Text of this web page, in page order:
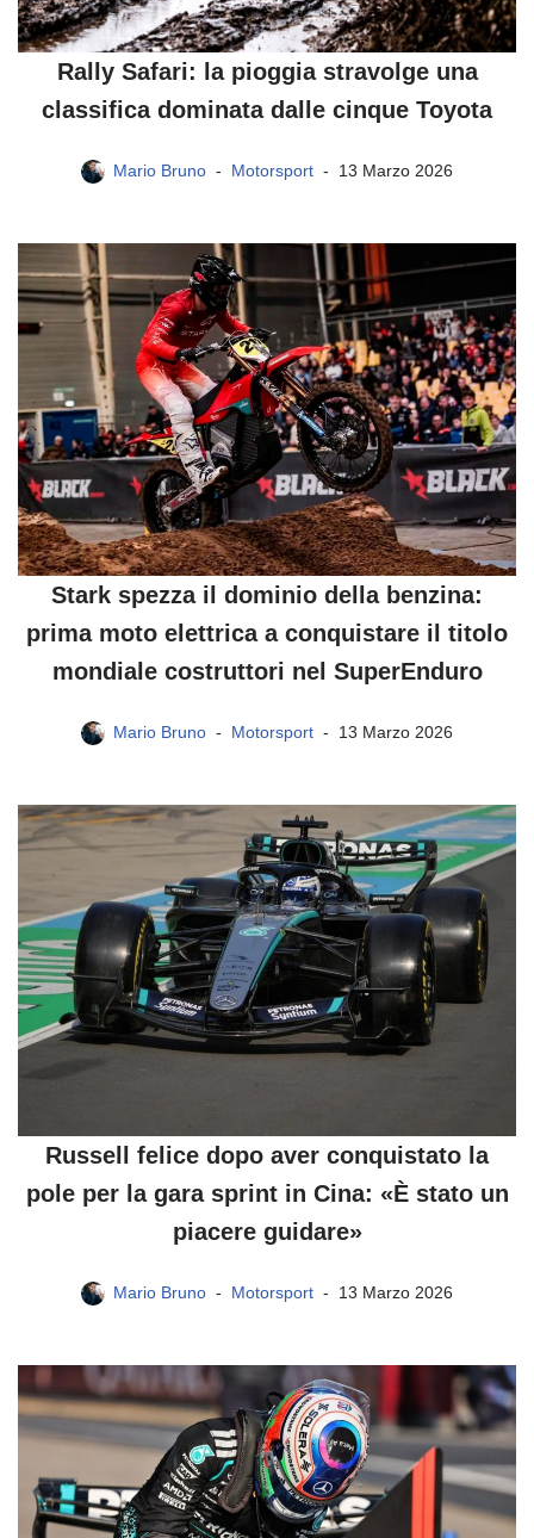
Rally Safari: la pioggia stravolge una
classifica dominata dalle cinque Toyota
Mario Bruno Motorsport 13 Marzo 2026
Stark spezza il dominio della benzina:
prima moto elettrica a conquistare il titolo
mondiale costruttori nel SuperEnduro
Mario Bruno Motorsport 13 Marzo 2026
Russell felice dopo aver conquistato la
pole per la gara sprint in Cina: «È stato un
piacere guidare»
Mario Bruno Motorsport 13 Marzo 2026